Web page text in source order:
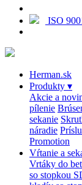
ISO
Herman.sk
Produkty ▾
Akcie a
pílenie
sekanie
náradie
Promotion
Vŕtanie a
Vrtáky do
so stopkou